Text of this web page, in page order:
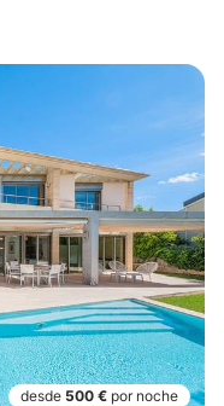
desde 500 € por noche